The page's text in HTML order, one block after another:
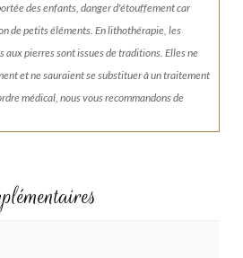
des enfants, danger d'étouffement car
de petits éléments.En lithothérapie, les
pierres sont issues de traditions. Elles ne
et ne sauraient se substituer à un traitement
médical, nous vous recommandons de